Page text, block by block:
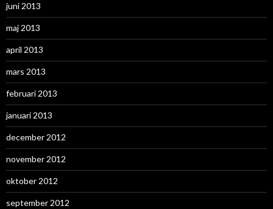
juni 2013
maj 2013
april 2013
mars 2013
februari 2013
januari 2013
december 2012
november 2012
oktober 2012
september 2012